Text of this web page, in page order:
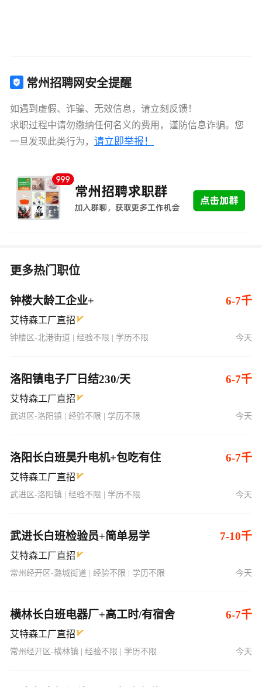
常州招聘网安全提醒
如遇到虚假、诈骗、无效信息，请立刻反馈！
求职过程中请勿缴纳任何名义的费用，谨防信息诈骗。您
一旦发现此类行为， 请立即举报！
更多热门职位
钟楼大龄工企业+ 6-7千
艾特森工厂直招
钟楼区-北港街道 | 经验不限 | 学历不限 今天
洛阳镇电子厂日结230/天 6-7千
艾特森工厂直招
武进区-洛阳镇 | 经验不限 | 学历不限 今天
洛阳长白班昊升电机+包吃有住 6-7千
艾特森工厂直招
武进区-洛阳镇 | 经验不限 | 学历不限 今天
武进长白班检验员+简单易学 7-10千
艾特森工厂直招
常州经开区-潞城街道 | 经验不限 | 学历不限 今天
横林长白班电器厂+高工时/有宿舍 6-7千
艾特森工厂直招
常州经开区-横林镇 | 经验不限 | 学历不限 今天